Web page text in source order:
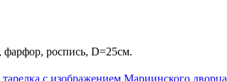
роспись, D=25см.